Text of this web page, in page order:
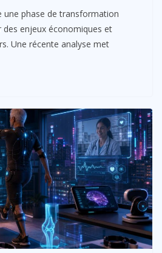
une phase de transformation
enjeux économiques et
Une récente analyse met